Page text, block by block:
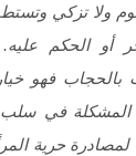
ولا تزكي
الحكم عليه.
فهو
المشكلة في
حرية